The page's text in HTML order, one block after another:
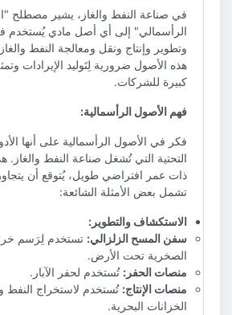
في صناعة النفط والغاز، يشير مصطلح
الرأسمالي" إلى أي أصل مادي
وتطوير وإنتاج ونقل ومعالجة النفط
هذه الأصول ضرورية لِتَوليد الإيرادات
كبيرة للشركات.
فهم الأصول الرأسمالية:
فكر في الأصول الرأسمالية على أنها
التحتية التي تُشغل صناعة النفط
ذات عمر افتراضي طويل، يُتوقع أن
تشمل بعض الأمثلة الشائعة:
الاستكشاف والتطوير:
سفن المسح الزلزالي: تستخدم لِرَسم
الصخرية تحت الأرض.
منصات الحفر: تُستخدم لحفر الآبار.
منصات الإنتاج: تُستخدم لاستخراج النفط
الخزانات البحرية.